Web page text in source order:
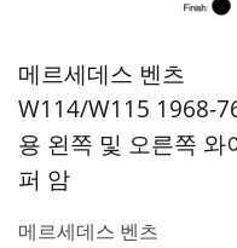
메르세데스 벤츠
W114/W115 1968-
용 왼쪽 및 오른쪽 와
퍼 암
메르세데스 벤츠